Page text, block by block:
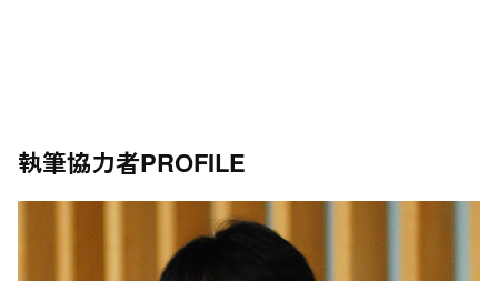
執筆協力者PROFILE